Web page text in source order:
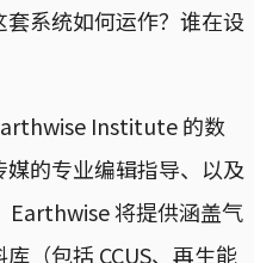
系统如何运作？谁在设
Institute 的数
的专业编辑指导、以及
Earthwise 将提供涵盖气
（包括 CCUS、再生能